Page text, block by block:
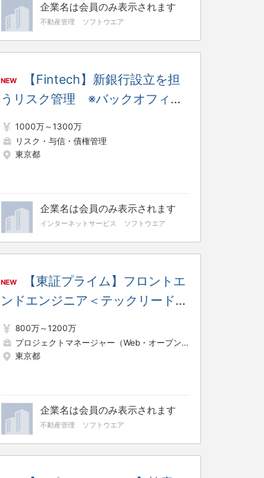
企業名は会員のみ表示されます
不動産管理 ソフトウエア
プロジェクトマネージャー（制御・組み込み系）
NEW
【Fintech】新銀行設立を担
うリスク管理 ※バックオフィス
種手当/従業員持株会あり
1000万～1300万
リスク・与信・債権管理
東京都
企業名は会員のみ表示されます
インターネットサービス ソフトウエア
システムコンサルタント
NEW
【東証プライム】フロントエ
ンドエンジニア＜テックリード＞
対比130％／8期連続増収増益／
年間休日日数125日
800万～1200万
プロジェクトマネージャー（Web・オープン系）
東京都
企業名は会員のみ表示されます
不動産管理 ソフトウエア